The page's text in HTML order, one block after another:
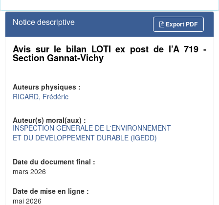
Notice descriptive Export PDF
Avis sur le bilan LOTI ex post de l’A 719 -
Section Gannat-Vichy
Auteurs physiques :
RICARD, Frédéric
Auteur(s) moral(aux) :
INSPECTION GENERALE DE L'ENVIRONNEMENT
ET DU DEVELOPPEMENT DURABLE (IGEDD)
Date du document final :
mars 2026
Date de mise en ligne :
mai 2026